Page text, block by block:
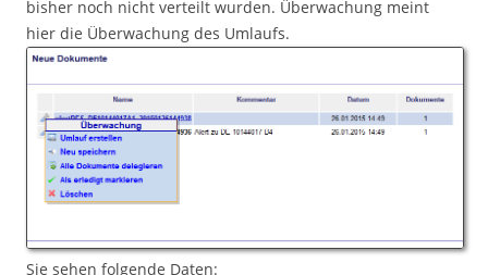
bisher noch nicht verteilt wurden. Überwachung meint
hier die Überwachung des Umlaufs.
Sie sehen folgende Daten: